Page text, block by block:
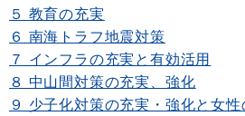
５ 教育の充実
６ 南海トラフ地震対策
７ インフラの充実と有効活用
８ 中山間対策の充実、強化
９ 少子化対策の充実・強化と女